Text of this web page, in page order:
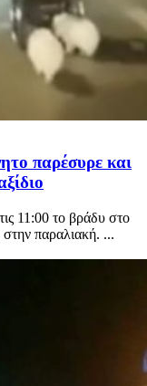
παρέσυρε και
11:00 το βράδυ στo
παραλιακή. ...